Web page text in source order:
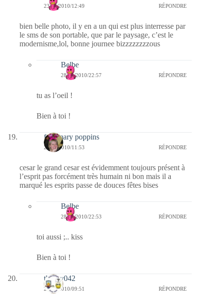
23/12/2010/12:49 RÉPONDRE
bien belle photo, il y en a un qui est plus interresse par
le sms de son portable, que par le paysage, c’est le
modernisme,lol, bonne journee bizzzzzzzzous
Belbe
28/12/2010/22:57 RÉPONDRE
tu as l’oeil !
Bien à toi !
fabymary poppins
23/12/2010/11:53 RÉPONDRE
cesar le grand cesar est évidemment toujours présent à
l’esprit pas forcément très humain ni bon mais il a
marqué les esprits passe de douces fêtes bises
Belbe
28/12/2010/22:53 RÉPONDRE
toi aussi ;.. kiss
Bien à toi !
thierry042
23/12/2010/09:51 RÉPONDRE